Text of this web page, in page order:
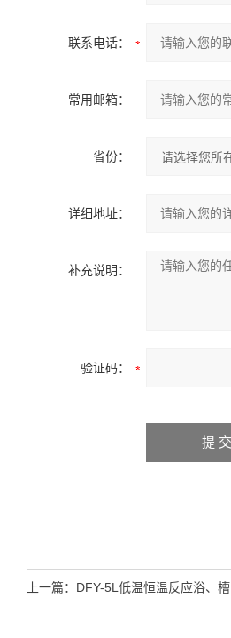
联系电话：
常用邮箱：
省份：
详细地址：
补充说明：
验证码：
上一篇： DFY-5L低温恒温反应浴、槽